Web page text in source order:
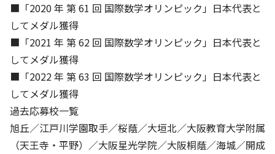
■「2020 年 第 61 回 国際数学オリンピック」日本代表と
してメダル獲得
■「2021 年 第 62 回 国際数学オリンピック」日本代表と
してメダル獲得
■「2022 年 第 63 回 国際数学オリンピック」日本代表と
してメダル獲得
過去応募校一覧
旭丘／江戸川学園取手／桜蔭／大垣北／大阪教育大学附属
（天王寺・平野）／大阪星光学院／大阪桐蔭／海城／開成